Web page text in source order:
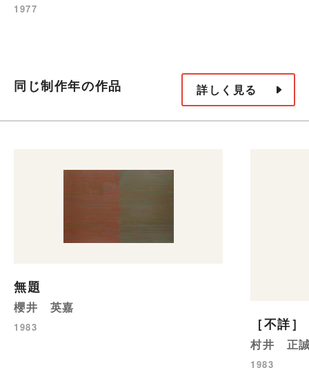
1977
同じ制作年の作品 詳しく見る
無題
櫻井 英嘉
1983 ［不詳］
村井 正
1983